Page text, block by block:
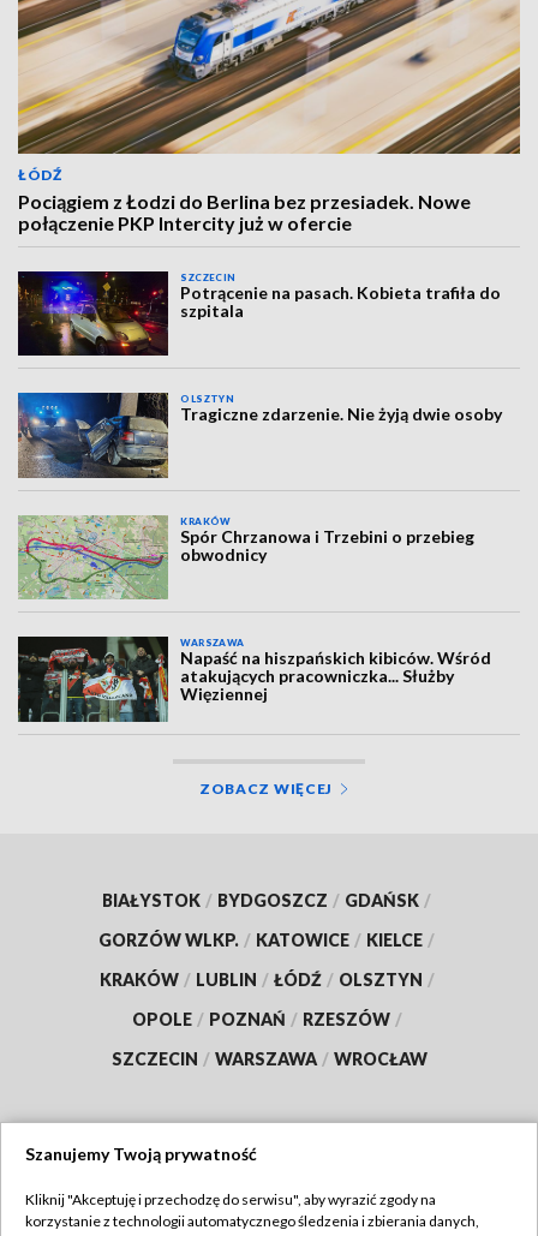
ŁÓDŹ
Pociągiem z Łodzi do Berlina bez przesiadek. Nowe
połączenie PKP Intercity już w ofercie
SZCZECIN
Potrącenie na pasach. Kobieta trafiła do
szpitala
OLSZTYN
Tragiczne zdarzenie. Nie żyją dwie osoby
KRAKÓW
Spór Chrzanowa i Trzebini o przebieg
obwodnicy
WARSZAWA
Napaść na hiszpańskich kibiców. Wśród
atakujących pracowniczka... Służby
Więziennej
ZOBACZ WIĘCEJ
BIAŁYSTOK / BYDGOSZCZ / GDAŃSK /
GORZÓW WLKP. / KATOWICE / KIELCE /
KRAKÓW / LUBLIN / ŁÓDŹ / OLSZTYN /
OPOLE / POZNAŃ / RZESZÓW /
SZCZECIN / WARSZAWA / WROCŁAW
TVP
Szanujemy Twoją prywatność
Kliknij "Akceptuję i przechodzę do serwisu", aby wyrazić zgody na
korzystanie z technologii automatycznego śledzenia i zbierania danych,